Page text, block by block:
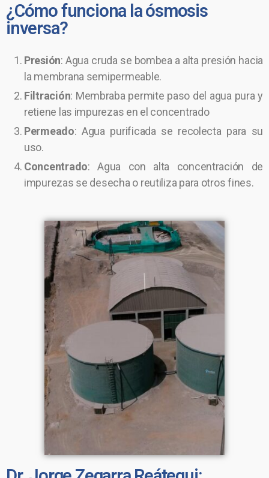
¿Cómo funciona la ósmosis
inversa?
Presión: Agua cruda se bombea a alta presión hacia
la membrana semipermeable.
Filtración: Membraba permite paso del agua pura y
retiene las impurezas en el concentrado
Permeado: Agua purificada se recolecta para su
uso.
Concentrado: Agua con alta concentración de
impurezas se desecha o reutiliza para otros fines.